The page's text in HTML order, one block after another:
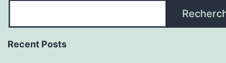
Recent Posts